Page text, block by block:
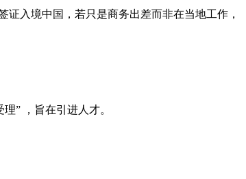
入境中国，若只是商务出差而非在当地工作，
” ，旨在引进人才。